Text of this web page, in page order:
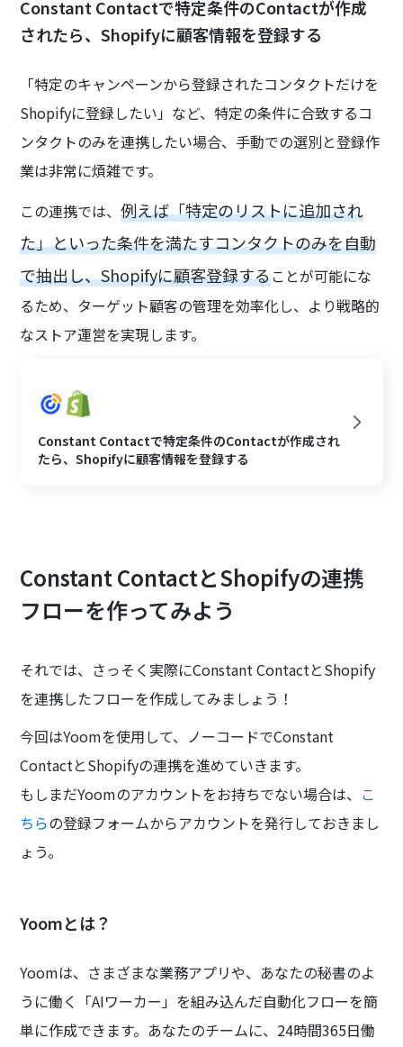
Constant Contactで特定条件のContactが作成
されたら、Shopifyに顧客情報を登録する
「特定のキャンペーンから登録されたコンタクトだけを
Shopifyに登録したい」など、特定の条件に合致するコ
ンタクトのみを連携したい場合、手動での選別と登録作
業は非常に煩雑です。
この連携では、例えば「特定のリストに追加され
た」といった条件を満たすコンタクトのみを自動
で抽出し、Shopifyに顧客登録することが可能にな
るため、ターゲット顧客の管理を効率化し、より戦略的
なストア運営を実現します。
Constant Contactで特定条件のContactが作成され
たら、Shopifyに顧客情報を登録する
Constant ContactとShopifyの連携
フローを作ってみよう
それでは、さっそく実際にConstant ContactとShopify
を連携したフローを作成してみましょう！
今回はYoomを使用して、ノーコードでConstant
ContactとShopifyの連携を進めていきます。
もしまだYoomのアカウントをお持ちでない場合は、 こ
ちらの登録フォームからアカウントを発行しておきまし
ょう。
Yoomとは？
Yoomは、さまざまな業務アプリや、あなたの秘書のよ
うに働く「AIワーカー」を組み込んだ自動化フローを簡
単に作成できます。あなたのチームに、24時間365日働